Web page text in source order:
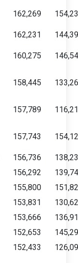
162,269
162,231
160,275
158,445
157,789
157,743
156,736
156,292
155,800
153,831
153,666
152,653
152,433